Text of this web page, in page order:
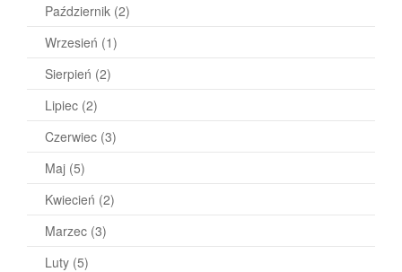
Październik (2)
Wrzesień (1)
Sierpień (2)
Lipiec (2)
Czerwiec (3)
Maj (5)
Kwiecień (2)
Marzec (3)
Luty (5)